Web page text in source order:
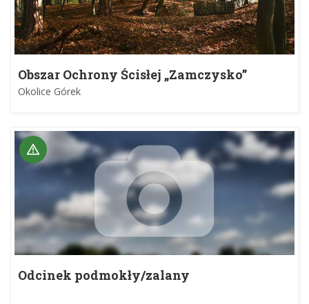
Obszar Ochrony Ścisłej „Zamczysko”
Okolice Górek
Odcinek podmokły/zalany